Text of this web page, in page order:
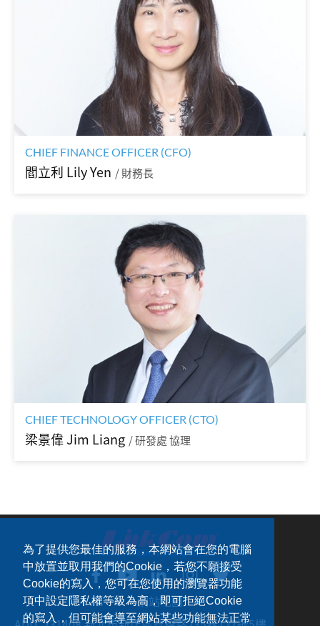
為了提供您最佳的服務，本網站會在您的電腦
中放置並取用我們的Cookie，若您不願接受
Cookie的寫入，您可在您使用的瀏覽器功能
項中設定隱私權等級為高，即可拒絕Cookie
的寫入，但可能會導至網站某些功能無法正常
CHIEF FINANCE OFFICER (CFO)
閻立利 Lily Yen / 財務長
CHIEF TECHNOLOGY OFFICER (CTO)
梁景偉 Jim Liang / 研發處 協理
網站地圖